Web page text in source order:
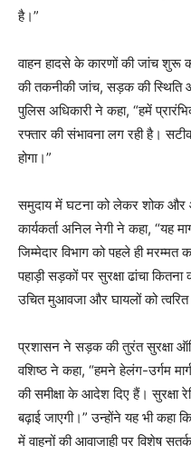
है।”
वाहन हादसे के कारणों की जांच शुरू
की तकनीकी जांच, सड़क की स्थिति
पुलिस अधिकारी ने कहा, “हमें
रफ्तार की संभावना लग रही है।
होगा।”
समुदाय में घटना को लेकर शोक और
कार्यकर्ता अनिल नेगी ने कहा, “यह
जिम्मेदार विभाग को पहले ही मरम्मत
पहाड़ी सड़कों पर सुरक्षा ढांचा
उचित मुआवजा और घायलों को त्वरित
प्रशासन ने सड़क की तुरंत सुरक्षा
वशिष्ठ ने कहा, “हमने हेलंग-उर्गम
की समीक्षा के आदेश दिए हैं। सुरक्षा
बढ़ाई जाएगी।” उन्होंने यह भी कहा
में वाहनों की आवाजाही पर विशेष